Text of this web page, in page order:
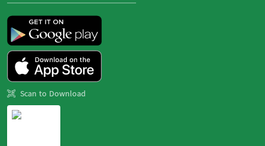
Scan to Download